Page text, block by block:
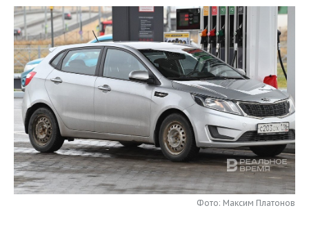
ВУЗЫ ТАТАРСТАНА
КОМУ ПРИНАДЛЕЖАТ
ТОРГОВЫЕ ЦЕНТРЫ
ТАТАРСТАНА
БАНКИ
БЮДЖЕТ
ИНВЕСТИЦИИ
АГРОПРОМ
МАШИНОСТРОЕНИЕ
НЕФТЕХИМИЯ
НЕФТЬ
ОПК
ЭНЕРГЕТИКА
НОВОСТИ НЕДВИЖИМОСТИ
АВТО
НОВОСТИ АВТО
БИЗНЕС
НОВОСТИ БИЗНЕСА
РОЗНИЧНАЯ ТОРГОВЛЯ
ТРАНСПОРТ
УСЛУГИ
ТЕХНОЛОГИИ
НОВОСТИ ТЕХНОЛОГИЙ
IT
МЕДИА
МЕРОПРИЯТИЯ
НОВОСТИ МЕРОПРИЯТИЙ
ВЫЕЗДНАЯ РЕДАКЦИЯ
СПОРТ
НОВОСТИ СПОРТА
ОБЩЕСТВО
Фото: Максим Платонов